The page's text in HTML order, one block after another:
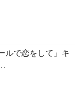
ルで恋をして」キ